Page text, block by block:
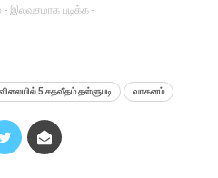
இலவசமாக படிக்க -
5 சதவீதம் தள்ளுபடி வாகனம்